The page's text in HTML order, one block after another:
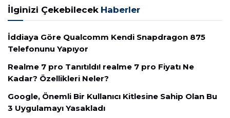
İlginizi Çekebilecek Haberler
İddiaya Göre Qualcomm Kendi Snapdragon 875
Telefonunu Yapıyor
Realme 7 pro Tanıtıldı! realme 7 pro Fiyatı Ne
Kadar? Özellikleri Neler?
Google, Önemli Bir Kullanıcı Kitlesine Sahip Olan Bu
3 Uygulamayı Yasakladı